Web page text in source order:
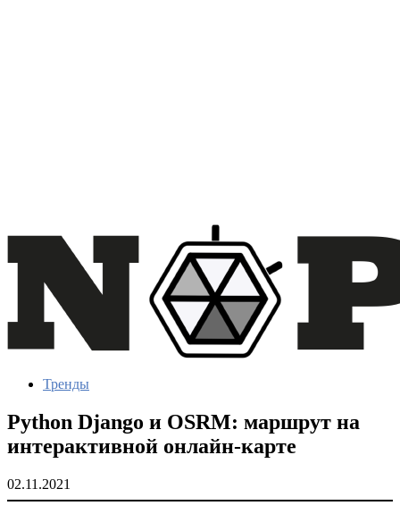
Тренды
Python Django и OSRM: маршрут на
интерактивной онлайн-карте
02.11.2021